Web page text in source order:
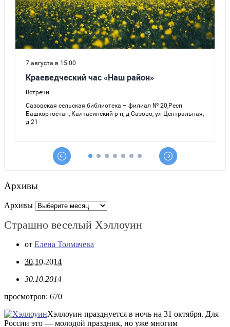
Архивы
Архивы
Страшно веселый Хэллоуин
от Елена Толмачева
30.10.2014
30.10.2014
просмотров: 670
Хэллоуин празднуется в ночь на 31 октября. Для
России это — молодой праздник, но уже многим